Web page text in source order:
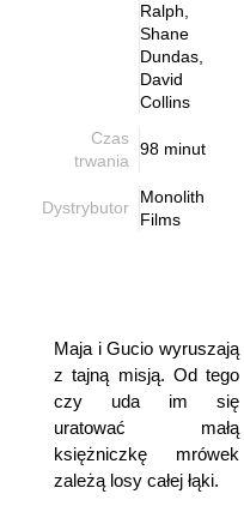
Ralph,
Shane
Dundas,
David
Collins
Czas
trwania
98 minut
Dystrybutor
Monolith
Films
Maja i Gucio wyruszają
z tajną misją. Od tego
czy uda im się
uratować małą
księżniczkę mrówek
zależą losy całej łąki.